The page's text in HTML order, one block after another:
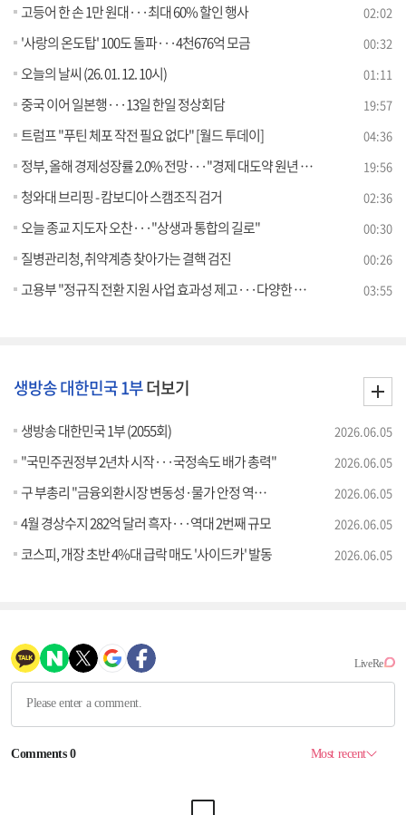
고등어 한 손 1만 원대···최대 60% 할인 행사 02:02
'사랑의 온도탑' 100도 돌파···4천676억 모금 00:32
오늘의 날씨 (26. 01. 12. 10시) 01:11
중국 이어 일본행···13일 한일 정상회담 19:57
트럼프 "푸틴 체포 작전 필요 없다" [월드 투데이] 04:36
정부, 올해 경제성장률 2.0% 전망···"경제 대도약 원년 만들겠다" 19:56
청와대 브리핑 - 캄보디아 스캠조직 검거 02:36
오늘 종교 지도자 오찬···"상생과 통합의 길로" 00:30
질병관리청, 취약계층 찾아가는 결핵 검진 00:26
고용부 "정규직 전환 지원 사업 효과성 제고···다양한 정책 추진" [정책 바로보기] 03:55
생방송 대한민국 1부더보기
생방송 대한민국 1부 (2055회) 2026.06.05
"국민주권정부 2년차 시작···국정속도 배가 총력" 2026.06.05
구 부총리 "금융외환시장 변동성·물가 안정 역량 집중" 2026.06.05
4월 경상수지 282억 달러 흑자···역대 2번째 규모 2026.06.05
코스피, 개장 초반 4%대 급락 매도 '사이드카' 발동 2026.06.05